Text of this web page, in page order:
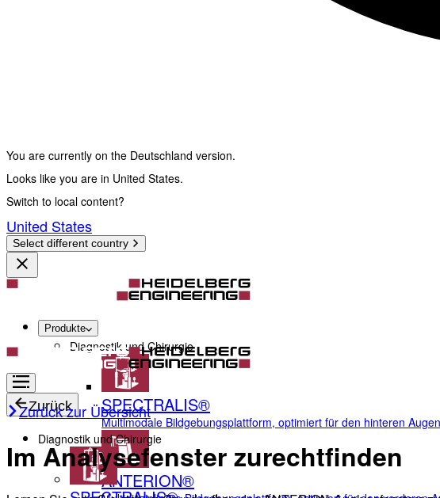
You are currently on the Deutschland version.
Looks like you are in United States.
Switch to local content?
United States
Select different country
Produkte
Diagnostik und Chirurgie
SPECTRALIS®
Multimodale Bildgebungsplattform, optimiert für den hinteren
ANTERION®
Zurück
Diagnostik und Chirurgie
Zurück zur Übersicht
Im Analysefenster zurechtfinden